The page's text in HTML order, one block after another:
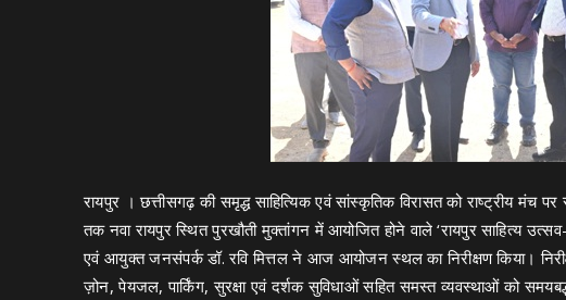
रायपुर । छत्तीसगढ़ की समृद्ध साहित्यिक एवं सांस्कृतिक विरासत को राष्ट्रीय
तक नवा रायपुर स्थित पुरखौती मुक्तांगन में आयोजित होने वाले ‘रायपुर साहित्य
एवं आयुक्त जनसंपर्क डॉ. रवि मित्तल ने आज आयोजन स्थल का निरीक्षण किया।
ज़ोन, पेयजल, पार्किंग, सुरक्षा एवं दर्शक सुविधाओं सहित समस्त व्यवस्थाओं को